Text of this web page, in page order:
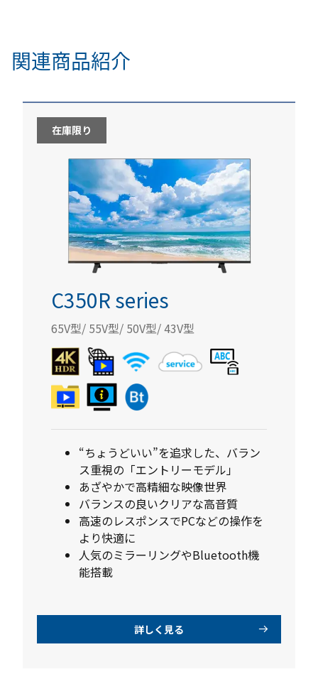
関連商品紹介
在庫限り
C350R series
65V型/ 55V型/ 50V型/ 43V型
“ちょうどいい”を追求した、バラン
ス重視の「エントリーモデル」
あざやかで高精細な映像世界
バランスの良いクリアな高音質
高速のレスポンスでPCなどの操作を
より快適に
人気のミラーリングやBluetooth機
能搭載
詳しく見る